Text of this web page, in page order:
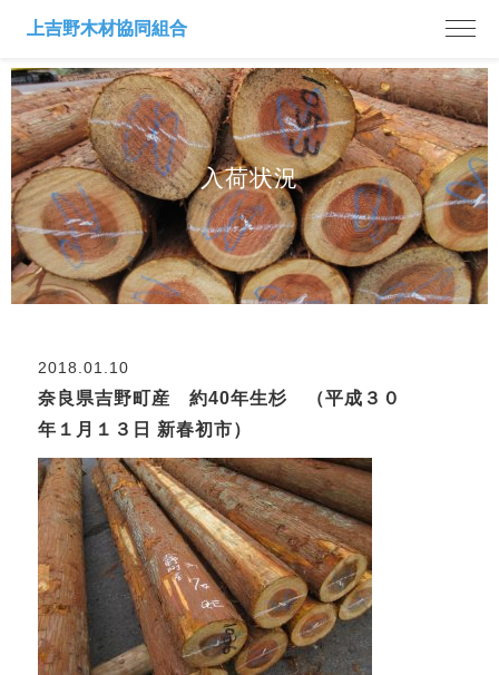
入荷状況
2018.01.10
奈良県吉野町産 約40年生杉 （平成３０
年１月１３日 新春初市）